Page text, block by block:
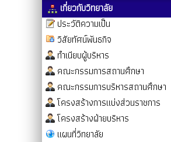
เกี่ยวกับวิทยาลัย
ประวัติความเป็น
วิสัยทัศน์พันธกิจ
ทำเนียบผู้บริหาร
คณะกรรมการสถานศึกษา
คณะกรรมการบริหารสถานศึกษา
โครงสร้างการแบ่งส่วนราชการ
โครงสร้างฝ่ายบริหาร
แผนที่วิทยาลัย